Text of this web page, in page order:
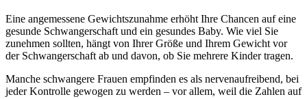
Eine angemessene Gewichtszunahme erhöht Ihre Chancen auf eine
gesunde Schwangerschaft und ein gesundes Baby. Wie viel Sie
zunehmen sollten, hängt von Ihrer Größe und Ihrem Gewicht vor
der Schwangerschaft ab und davon, ob Sie mehrere Kinder tragen.
Manche schwangere Frauen empfinden es als nervenaufreibend, bei
jeder Kontrolle gewogen zu werden – vor allem, weil die Zahlen auf